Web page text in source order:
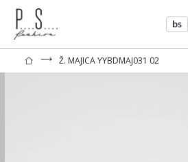
bs
⟶ Ž. MAJICA YYBDMAJ031 02